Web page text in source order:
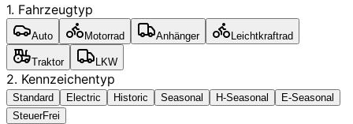
1. Fahrzeugtyp
Auto Motorrad Anhänger Leichtkraftrad
Traktor LKW
2. Kennzeichentyp
Standard Electric Historic Seasonal H-Seasonal
E-Seasonal
SteuerFrei